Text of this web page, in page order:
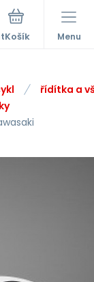
Menu
řídítka a